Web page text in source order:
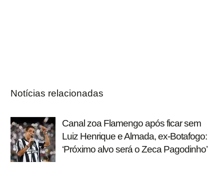
Notícias relacionadas
Canal zoa Flamengo após ficar sem
Luiz Henrique e Almada, ex-Botafogo:
‘Próximo alvo será o Zeca Pagodinho’